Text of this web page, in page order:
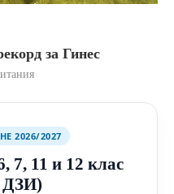
за Гинес
2026/2027
7, 11 и 12 клас